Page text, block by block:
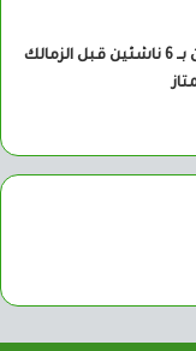
بالأسماء..جوميز يستعين بــ 6 ناشئين قبل الزمالك